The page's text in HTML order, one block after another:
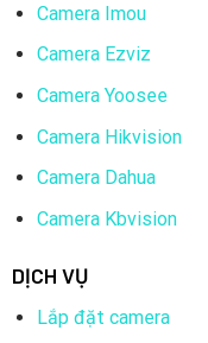
Camera Imou
Camera Ezviz
Camera Yoosee
Camera Hikvision
Camera Dahua
Camera Kbvision
DỊCH VỤ
Lắp đặt camera